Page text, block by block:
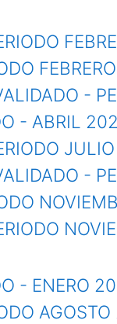
-
- ABRIL
-
- ENERO